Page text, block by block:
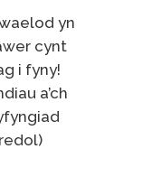
yn
cynt
i fyny!
a’ch